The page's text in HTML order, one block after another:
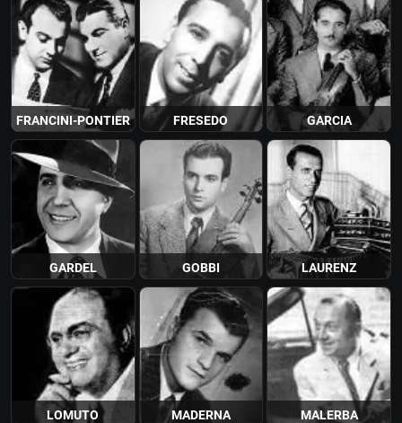
FRANCINI-PONTIER FRESEDO GARCIA
GARDEL GOBBI LAURENZ
LOMUTO MADERNA MALERBA